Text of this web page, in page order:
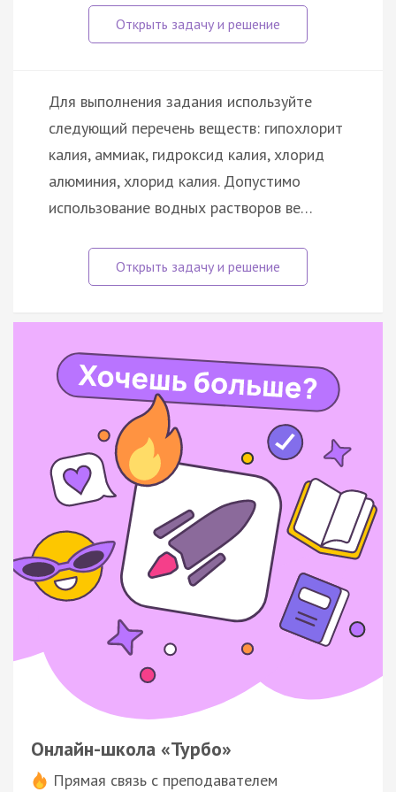
Для выполнения задания используйте
следующий перечень веществ: гипохлорит
калия, аммиак, гидроксид калия, хлорид
алюминия, хлорид калия. Допустимо
использование водных растворов ве…
Онлайн-школа «Турбо»
Прямая связь с преподавателем